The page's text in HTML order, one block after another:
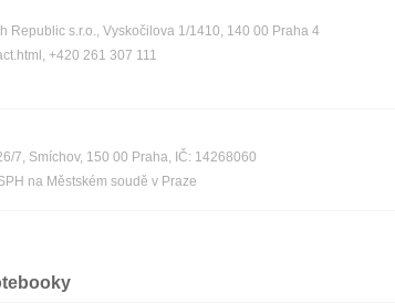
Republic s.r.o., Vyskočilova 1/1410, 140 00 Praha 4
+420 261 307 111
7, Smíchov, 150 00 Praha, IČ: 14268060
na Městském soudě v Praze